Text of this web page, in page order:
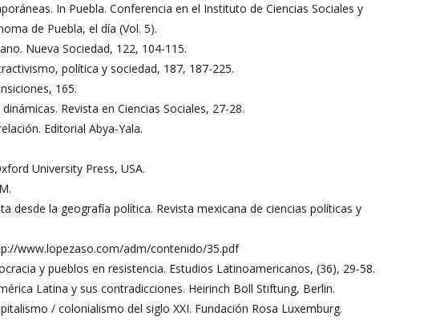
In Puebla. Conferencia en el Instituto de Ciencias Sociales y
de Puebla, el día (Vol. 5).
Nueva Sociedad, 122, 104-115.
política y sociedad, 187, 187-225.
165.
Revista en Ciencias Sociales, 27-28.
Editorial Abya-Yala.
University Press, USA.
desde la geografía política. Revista mexicana de ciencias políticas y
www.lopezaso.com/adm/contenido/35.pdf
y pueblos en resistencia. Estudios Latinoamericanos, (36), 29-58.
Latina y sus contradicciones. Heirinch Boll Stiftung, Berlin.
/ colonialismo del siglo XXI. Fundación Rosa Luxemburg.